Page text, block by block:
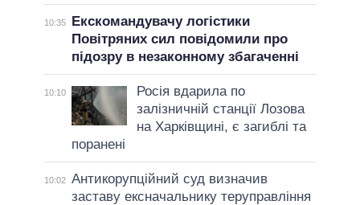
10:35
Екскомандувачу логістики
Повітряних сил повідомили про
підозру в незаконному збагаченні
10:10
Росія вдарила по
залізничній станції Лозова
на Харківщині, є загиблі та
поранені
10:02 Антикорупційний суд визначив
заставу ексначальнику теруправління